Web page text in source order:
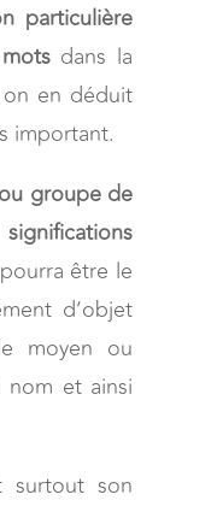
particulière
dans la
en déduit
important.
groupe de
être le
d’objet
moyen ou
et ainsi
surtout son